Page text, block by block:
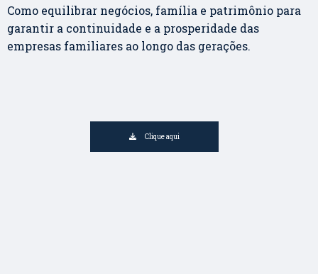
Como equilibrar negócios, família e patrimônio para
garantir a continuidade e a prosperidade das
empresas familiares ao longo das gerações.
Clique aqui